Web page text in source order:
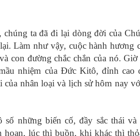
ta đã đi lại dòng đời của
Làm như vậy, cuộc hành hương
con đường chắc chắn của nó. Giờ
nhiệm của Đức Kitô, đỉnh cao
nhân loại và lịch sử hôm nay
những biến cố, đầy sắc thái
lúc thì buồn, khi khác thì